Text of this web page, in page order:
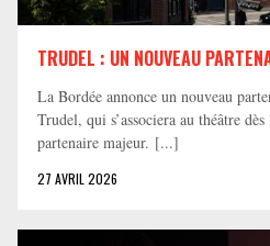
TRUDEL : UN NOUVEAU
La Bordée annonce un nouveau
Trudel, qui s’associera au théâtre
partenaire majeur. [...]
27 AVRIL 2026